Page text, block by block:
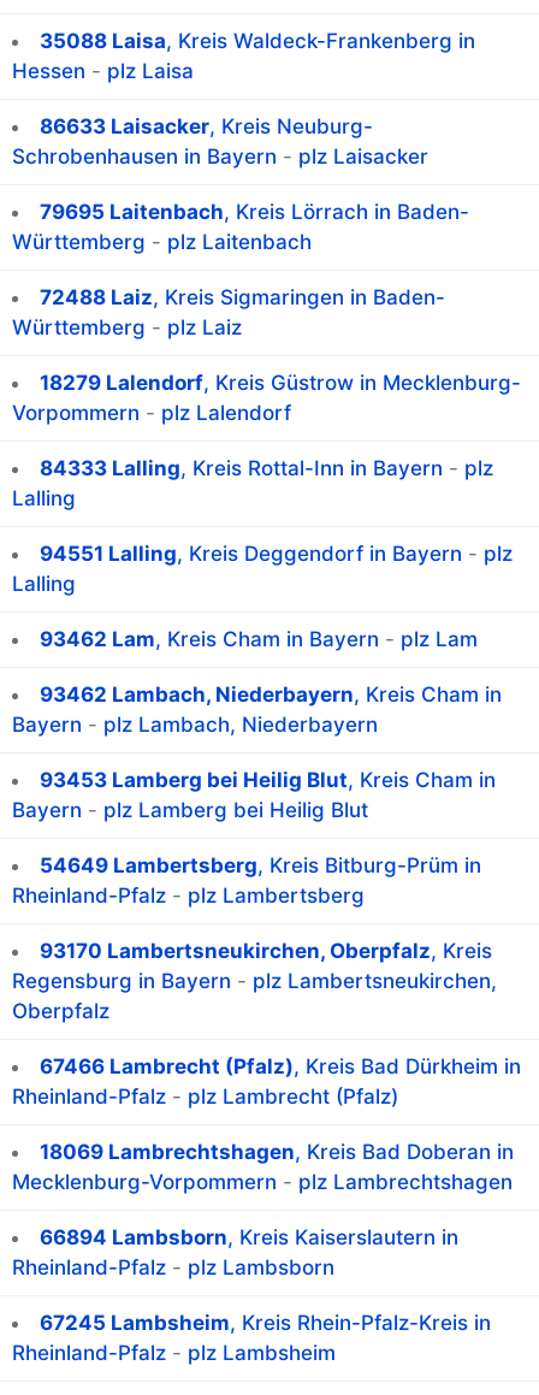
35088 Laisa, Kreis Waldeck-Frankenberg in
Hessen - plz Laisa
86633 Laisacker, Kreis Neuburg-
Schrobenhausen in Bayern - plz Laisacker
79695 Laitenbach, Kreis Lörrach in Baden-
Württemberg - plz Laitenbach
72488 Laiz, Kreis Sigmaringen in Baden-
Württemberg - plz Laiz
18279 Lalendorf, Kreis Güstrow in Mecklenburg-
Vorpommern - plz Lalendorf
84333 Lalling, Kreis Rottal-Inn in Bayern - plz
Lalling
94551 Lalling, Kreis Deggendorf in Bayern - plz
Lalling
93462 Lam, Kreis Cham in Bayern - plz Lam
93462 Lambach, Niederbayern, Kreis Cham in
Bayern - plz Lambach, Niederbayern
93453 Lamberg bei Heilig Blut, Kreis Cham in
Bayern - plz Lamberg bei Heilig Blut
54649 Lambertsberg, Kreis Bitburg-Prüm in
Rheinland-Pfalz - plz Lambertsberg
93170 Lambertsneukirchen, Oberpfalz, Kreis
Regensburg in Bayern - plz Lambertsneukirchen,
Oberpfalz
67466 Lambrecht (Pfalz), Kreis Bad Dürkheim in
Rheinland-Pfalz - plz Lambrecht (Pfalz)
18069 Lambrechtshagen, Kreis Bad Doberan in
Mecklenburg-Vorpommern - plz Lambrechtshagen
66894 Lambsborn, Kreis Kaiserslautern in
Rheinland-Pfalz - plz Lambsborn
67245 Lambsheim, Kreis Rhein-Pfalz-Kreis in
Rheinland-Pfalz - plz Lambsheim